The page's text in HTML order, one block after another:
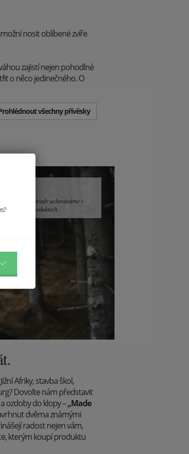
nosit oblíbené zvíře
zajistí nejen pohodlné
o něco jedinečného. O
všechny přívěsky
Krásu přírody uchováváme v
našich produktech.
Afriky, stavba škol,
Dovolte nám představit
ozdoby do klopy –„Made
dvěma známými
radost nejen vám,
kterým koupí produktu